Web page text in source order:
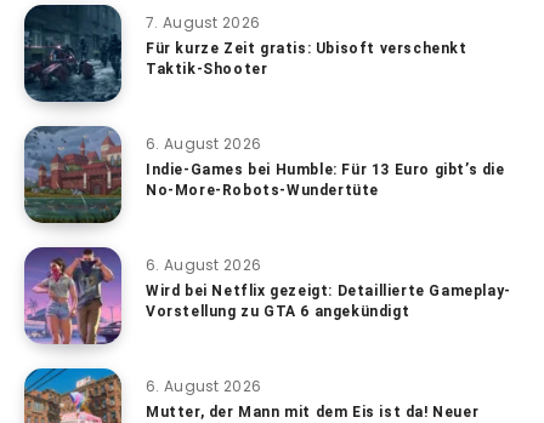
7. August 2026
Für kurze Zeit gratis: Ubisoft verschenkt
Taktik-Shooter
6. August 2026
Indie-Games bei Humble: Für 13 Euro gibt’s die
No-More-Robots-Wundertüte
6. August 2026
Wird bei Netflix gezeigt: Detaillierte Gameplay-
Vorstellung zu GTA 6 angekündigt
6. August 2026
Mutter, der Mann mit dem Eis ist da! Neuer